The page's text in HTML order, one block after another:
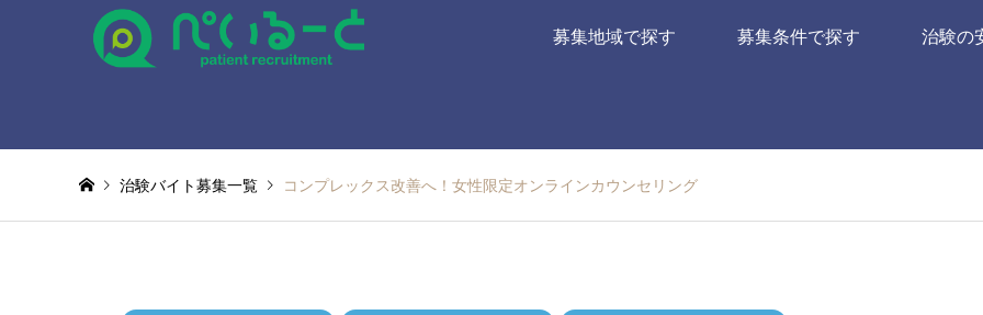
募集地域で探す 募集条件で探す 治験の
治験バイト募集一覧 コンプレックス改善へ！女性限定オンラインカウンセリング